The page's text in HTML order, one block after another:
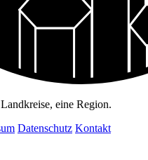
eine Region.
Datenschutz Kontakt